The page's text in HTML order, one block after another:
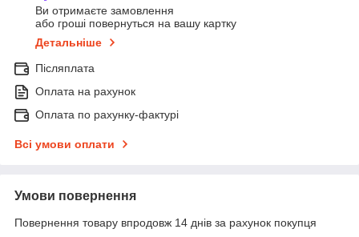
Ви отримаєте замовлення
або гроші повернуться на вашу картку
Детальніше
Післяплата
Оплата на рахунок
Оплата по рахунку-фактурі
Всі умови оплати
Умови повернення
Повернення товару впродовж 14 днів за рахунок покупця